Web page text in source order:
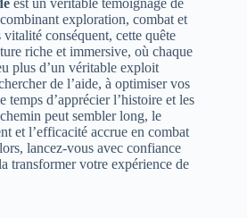
est un véritable témoignage de
exploration, combat et
conséquent, cette quête
riche et immersive, où chaque
plus d’un véritable exploit
de l’aide, à optimiser vos
temps d’apprécier l’histoire et les
peut sembler long, le
et l’efficacité accrue en combat
lancez-vous avec confiance
transformer votre expérience de